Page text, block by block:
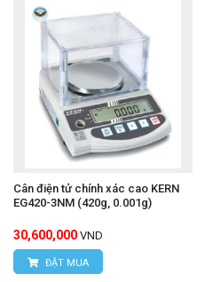
Cân điện tử chính xác cao KERN
EG420-3NM (420g, 0.001g)
30,600,000 VND
ĐẶT MUA